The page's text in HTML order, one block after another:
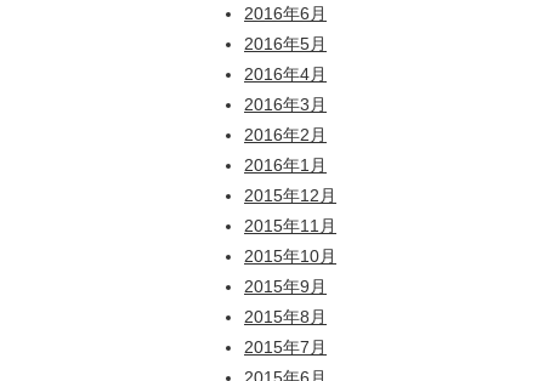
2016年6月
2016年5月
2016年4月
2016年3月
2016年2月
2016年1月
2015年12月
2015年11月
2015年10月
2015年9月
2015年8月
2015年7月